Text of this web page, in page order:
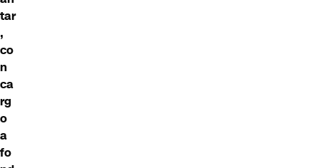
tar
,
co
n
ca
rg
o
a
fo